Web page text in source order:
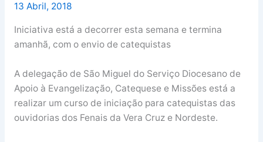
13 Abril, 2018
Iniciativa está a decorrer esta semana e termina
amanhã, com o envio de catequistas
A delegação de São Miguel do Serviço Diocesano de
Apoio à Evangelização, Catequese e Missões está a
realizar um curso de iniciação para catequistas das
ouvidorias dos Fenais da Vera Cruz e Nordeste.